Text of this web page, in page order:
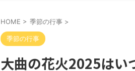
HOME > 季節の行事 >
季節の行事
大曲の花火2025はい